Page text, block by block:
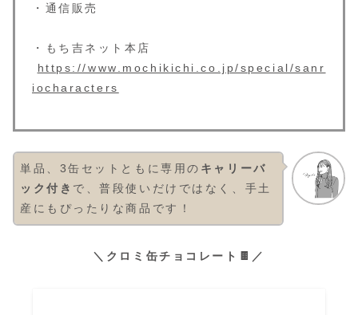
・通信販売
・もち吉ネット本店
https://www.mochikichi.co.jp/special/sanr
iocharacters
単品、3缶セットともに専用の キャリーバ
ック付き で、普段使いだけではなく、手土
産にもぴったりな商品です！
＼クロミ缶チョコレート🍫／